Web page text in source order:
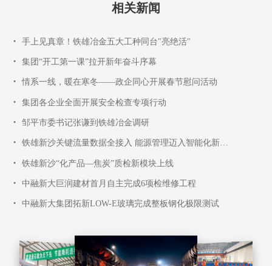
相关新闻
• 手上见真章！铁雄冶金五大工种同台"亮绝活"
• 集团“开工第一课”拉开新年奋斗序幕
• 情系一线，暖在寒冬——政企同心开展春节慰问活动
• 集团各企业全面开展安全检查专项行动
• 邹平市委书记张谦到铁雄冶金调研
• 铁雄新沙关键流量数据全接入 能源管理迈入智能化新阶段
• 铁雄新沙“化产品—焦炭”质检新模块上线
• 中融新大巨润建材首月自主完成6项检维修工程
• 中融新大集团拓新LOW-E玻璃完成整板钢化极限测试